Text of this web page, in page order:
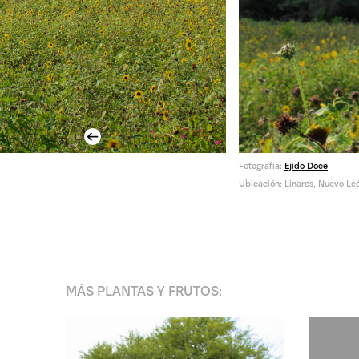
Previous
Fotografía: Ejido Doce
Ubicación: Linares, Nuevo
MÁS PLANTAS Y FRUTOS: